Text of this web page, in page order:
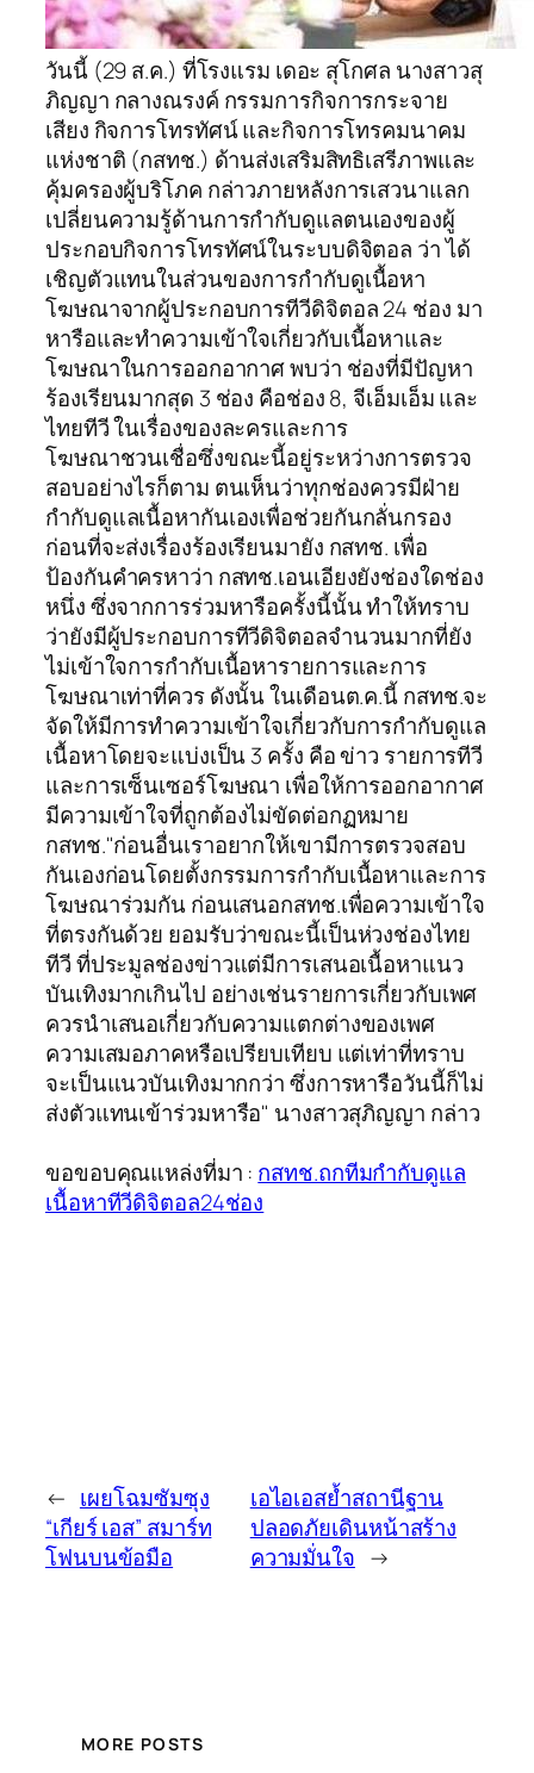
วันนี้ (29 ส.ค.) ที่โรงแรม เดอะ สุโกศล นางสาวสุ
ภิญญา กลางณรงค์ กรรมการกิจการกระจาย
เสียง กิจการโทรทัศน์ และกิจการโทรคมนาคม
แห่งชาติ (กสทช.) ด้านส่งเสริมสิทธิเสรีภาพและ
คุ้มครองผู้บริโภค กล่าวภายหลังการเสวนาแลก
เปลี่ยนความรู้ด้านการกำกับดูแลตนเองของผู้
ประกอบกิจการโทรทัศน์ในระบบดิจิตอล ว่า ได้
เชิญตัวแทนในส่วนของการกำกับดูเนื้อหา
โฆษณาจากผู้ประกอบการทีวีดิจิตอล 24 ช่อง มา
หารือและทำความเข้าใจเกี่ยวกับเนื้อหาและ
โฆษณาในการออกอากาศ พบว่า ช่องที่มีปัญหา
ร้องเรียนมากสุด 3 ช่อง คือช่อง 8, จีเอ็มเอ็ม และ
ไทยทีวี ในเรื่องของละครและการ
โฆษณาชวนเชื่อซึ่งขณะนี้อยู่ระหว่างการตรวจ
สอบอย่างไรก็ตาม ตนเห็นว่าทุกช่องควรมีฝ่าย
กำกับดูแลเนื้อหากันเองเพื่อช่วยกันกลั่นกรอง
ก่อนที่จะส่งเรื่องร้องเรียนมายัง กสทช. เพื่อ
ป้องกันคำครหาว่า กสทช.เอนเอียงยังช่องใดช่อง
หนึ่ง ซึ่งจากการร่วมหารือครั้งนี้นั้น ทำให้ทราบ
ว่ายังมีผู้ประกอบการทีวีดิจิตอลจำนวนมากที่ยัง
ไม่เข้าใจการกำกับเนื้อหารายการและการ
โฆษณาเท่าที่ควร ดังนั้น ในเดือนต.ค.นี้ กสทช.จะ
จัดให้มีการทำความเข้าใจเกี่ยวกับการกำกับดูแล
เนื้อหาโดยจะแบ่งเป็น 3 ครั้ง คือ ข่าว รายการทีวี
และการเซ็นเซอร์โฆษณา เพื่อให้การออกอากาศ
มีความเข้าใจที่ถูกต้องไม่ขัดต่อกฏหมาย
กสทช."ก่อนอื่นเราอยากให้เขามีการตรวจสอบ
กันเองก่อนโดยตั้งกรรมการกำกับเนื้อหาและการ
โฆษณาร่วมกัน ก่อนเสนอกสทช.เพื่อความเข้าใจ
ที่ตรงกันด้วย ยอมรับว่าขณะนี้เป็นห่วงช่องไทย
ทีวี ที่ประมูลช่องข่าวแต่มีการเสนอเนื้อหาแนว
บันเทิงมากเกินไป อย่างเช่นรายการเกี่ยวกับเพศ
ควรนำเสนอเกี่ยวกับความแตกต่างของเพศ
ความเสมอภาคหรือเปรียบเทียบ แต่เท่าที่ทราบ
จะเป็นแนวบันเทิงมากกว่า ซึ่งการหารือวันนี้ก็ไม่
ส่งตัวแทนเข้าร่วมหารือ" นางสาวสุภิญญา กล่าว
ขอขอบคุณแหล่งที่มา : กสทช.ถกทีมกำกับดูแล
เนื้อหาทีวีดิจิตอล24ช่อง
← เผยโฉมซัมซุง
“เกียร์ เอส” สมาร์ท
โฟนบนข้อมือ
เอไอเอสย้ำสถานีฐาน
ปลอดภัยเดินหน้าสร้าง
ความมั่นใจ →
MORE POSTS